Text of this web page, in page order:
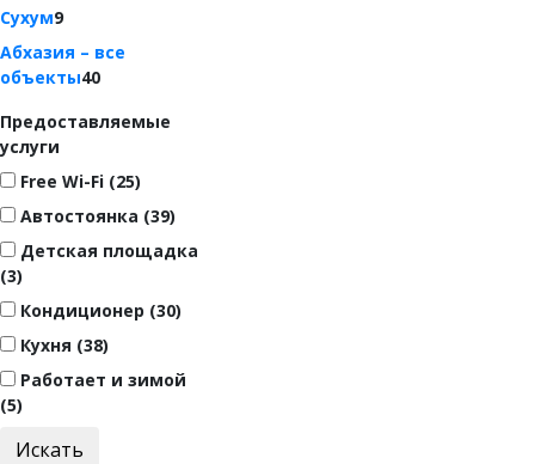
Сухум9
Абхазия – все
объекты40
Предоставляемые
услуги
Free Wi-Fi (25)
Автостоянка (39)
Детская площадка
(3)
Кондиционер (30)
Кухня (38)
Работает и зимой
(5)